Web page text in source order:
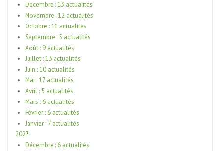
Décembre : 13 actualités
Novembre : 12 actualités
Octobre : 11 actualités
Septembre : 5 actualités
Août : 9 actualités
Juillet : 13 actualités
Juin : 10 actualités
Mai : 17 actualités
Avril : 5 actualités
Mars : 6 actualités
Février : 6 actualités
Janvier : 7 actualités
2023
Décembre : 6 actualités